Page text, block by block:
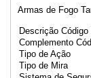
Armas de Fogo
Descrição Código
Complemento
Tipo de Ação
Tipo de Mira